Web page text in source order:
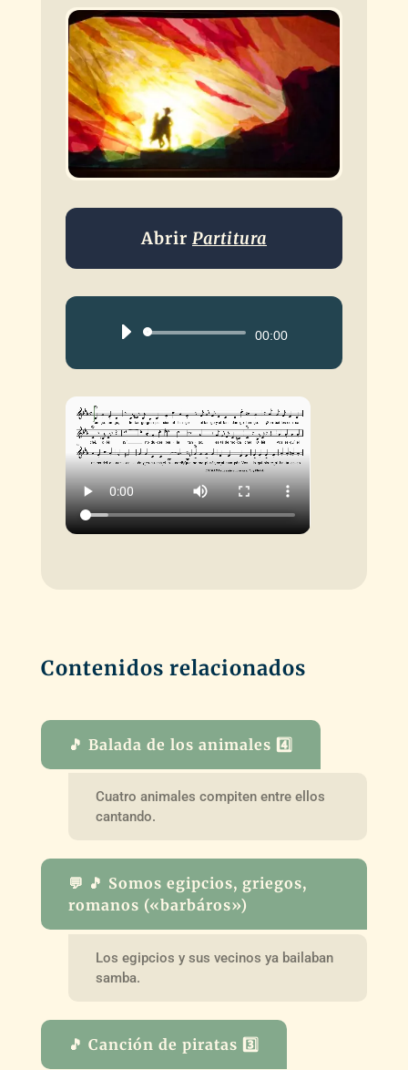
Abrir Partitura
Reproductor00:00
Contenidos relacionados
🎵 Balada de los animales 4️⃣
Cuatro animales compiten entre ellos
cantando.
💬 🎵 Somos egipcios, griegos,
romanos («barbáros»)
Los egipcios y sus vecinos ya bailaban
samba.
🎵 Canción de piratas 3️⃣